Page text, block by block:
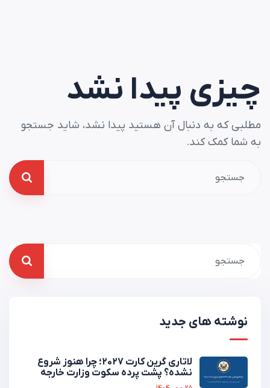
چیزی پیدا نشد
مطلبی که به دنبال آن هستید پیدا نشد، شاید جستجو
به شما کمک کند.
نوشته های جدید
لاتاری گرین کارت 2027؛ چرا هنوز شروع
نشده؟ پشت پرده سکوت وزارت خارجه